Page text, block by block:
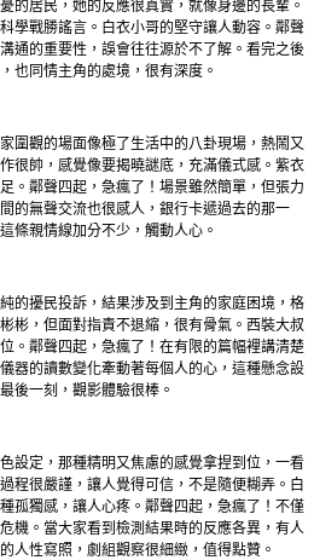
的居民，她的反應很真實，就像身邊的長輩。
學戰勝謠言。白衣小哥的堅守讓人動容。鄰聲
通的重要性，誤會往往源於不了解。看完之後
也同情主角的處境，很有深度。
圍觀的場面像極了生活中的八卦現場，熱鬧又
很帥，感覺像要揭曉謎底，充滿儀式感。紫衣
。鄰聲四起，急瘋了！場景雖然簡單，但張力
的無聲交流也很感人，銀行卡遞過去的那一
條親情線加分不少，觸動人心。
的擾民投訴，結果涉及到主角的家庭困境，格
彬，但面對指責不退縮，很有骨氣。西裝大叔
。鄰聲四起，急瘋了！在有限的篇幅裡講清楚
器的讀數變化牽動著每個人的心，這種懸念設
後一刻，觀影體驗很棒。
設定，那種精明又焦慮的感覺拿捏到位，一看
程很嚴謹，讓人覺得可信，不是隨便糊弄。白
孤獨感，讓人心疼。鄰聲四起，急瘋了！不僅
機。當大家看到檢測結果時的反應各異，有人
人性寫照，劇組觀察很細緻，值得點贊。